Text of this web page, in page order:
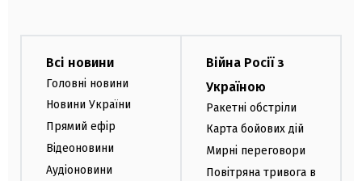
Всі новини
Головні новини
Новини України
Прямий ефір
Відеоновини
Аудіоновини
Війна Росії з
Україною
Ракетні обстріли
Карта бойових дій
Мирні переговори
Повітряна тривога в